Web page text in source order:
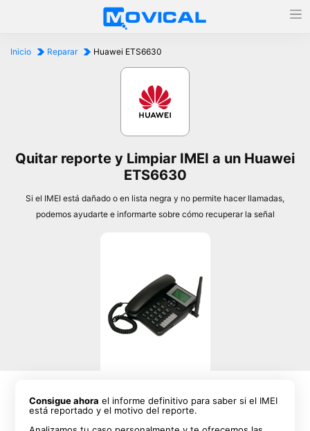
Inicio Reparar Huawei ETS6630
Quitar reporte y Limpiar IMEI a un Huawei
ETS6630
Si el IMEI está dañado o en lista negra y no permite hacer llamadas,
podemos ayudarte e informarte sobre cómo recuperar la señal
Consigue ahora el informe definitivo para saber si el IMEI
está reportado y el motivo del reporte.